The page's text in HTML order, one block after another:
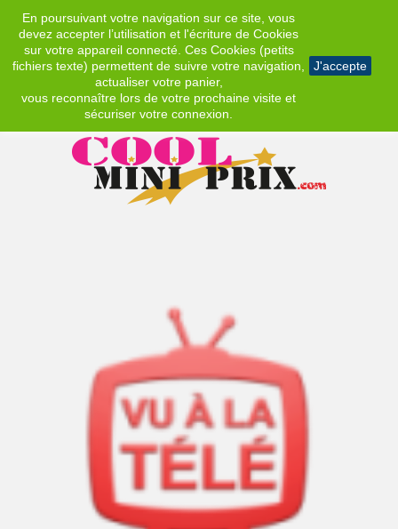
En poursuivant votre navigation sur ce site, vous
devez accepter l’utilisation et l'écriture de Cookies
sur votre appareil connecté. Ces Cookies (petits
fichiers texte) permettent de suivre votre navigation,
actualiser votre panier,
vous reconnaître lors de votre prochaine visite et
sécuriser votre connexion.
J'accepte
EUR